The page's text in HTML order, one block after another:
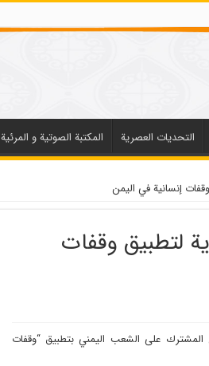
التحديات العصرية المكتبة الصوتية و المرئية
إنسانية في اليمن
لتطبيق وقفات
المشترك على الشعب اليمني بتطبيق “وقفات